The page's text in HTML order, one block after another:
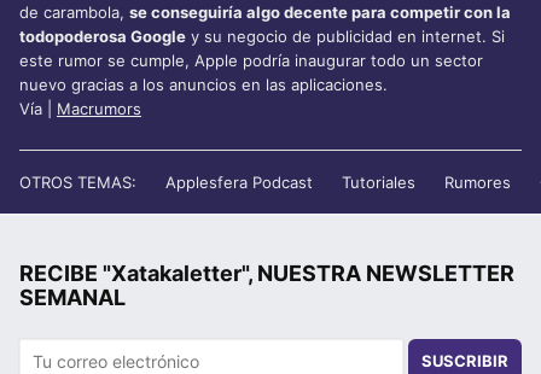
de carambola, se conseguiría algo decente para competir con la
todopoderosa Google y su negocio de publicidad en internet. Si
este rumor se cumple, Apple podría inaugurar todo un sector
nuevo gracias a los anuncios en las aplicaciones.
Vía | Macrumors
OTROS TEMAS: Applesfera Podcast Tutoriales Rumores
RECIBE "Xatakaletter", NUESTRA NEWSLETTER
SEMANAL
SUSCRIBIR